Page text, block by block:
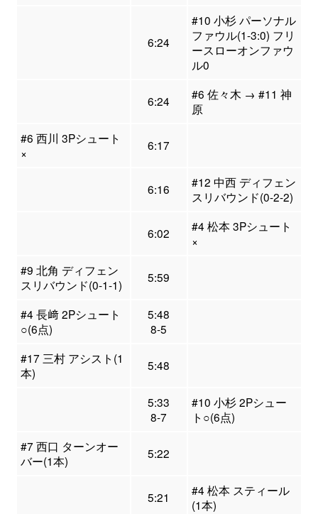
6:24
#10 小杉 パーソナル
ファウル(1-3:0) フリ
ースローオンファウ
ル0
6:24
#6 佐々木 → #11 神
原
#6 西川 3Pシュート
×
6:17
6:16
#12 中西 ディフェン
スリバウンド(0-2-2)
6:02
#4 松本 3Pシュート
×
#9 北角 ディフェン
スリバウンド(0-1-1)
5:59
#4 長﨑 2Pシュート
○(6点)
5:48
8-5
#17 三村 アシスト(1
本)
5:48
5:33
8-7
#10 小杉 2Pシュー
ト○(6点)
#7 西口 ターンオー
バー(1本)
5:22
5:21
#4 松本 スティール
(1本)